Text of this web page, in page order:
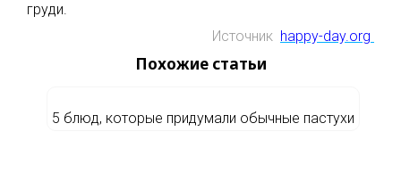
груди.
Источник happy-day.org
Похожие статьи
5 блюд, которые придумали обычные пастухи